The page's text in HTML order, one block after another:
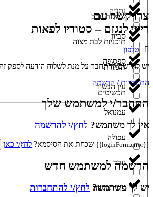
שמלות ערב
תוכניות לבת מצוה
תזמורת
תכשיטים
נתניה
סביון
ספסופה
עין הבשור
עמנואל
עפולה
ערד
פתח תקווה
צרו קשר עם
רייזי לנגזם – סטודיו לפאות
טלפון
יש להרשם/להתחבר על מנת לשלוח הודעה לספק זה
התחברות / הרשמה
התחבר/י למשתמש שלך
אין לך משתמש? לחץ/י להרשמה
{{loginForm.error}} שכחת את הסיסמא? לחץ/י כאן
הרשמה למשתמש חדש
יש לך משתמש? לחץ/י להתחברות